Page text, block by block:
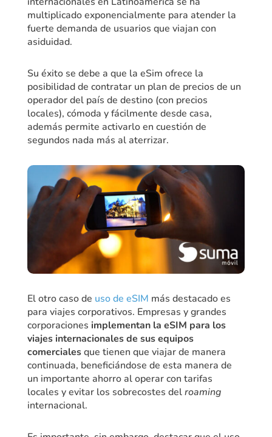
multiplicado exponencialmente para atender la
fuerte demanda de usuarios que viajan con
asiduidad.
Su éxito se debe a que la eSim ofrece la
posibilidad de contratar un plan de precios de un
operador del país de destino (con precios
locales), cómoda y fácilmente desde casa,
además permite activarlo en cuestión de
segundos nada más al aterrizar.
El otro caso de uso de eSIM más destacado es
para viajes corporativos. Empresas y grandes
corporaciones implementan la eSIM para los
viajes internacionales de sus equipos
comercialesque tienen que viajar de manera
continuada, beneficiándose de esta manera de
un importante ahorro al operar con tarifas
locales y evitar los sobrecostes delroaming
internacional.